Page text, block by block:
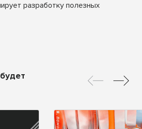
разработку полезных